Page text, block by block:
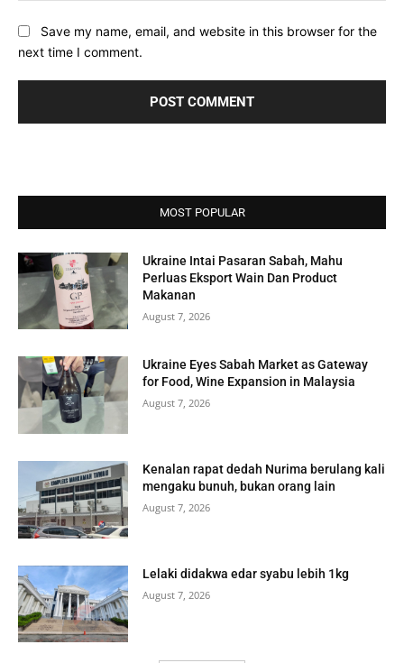
Save my name, email, and website in this browser for the
next time I comment.
MOST POPULAR
Ukraine Intai Pasaran Sabah, Mahu
Perluas Eksport Wain Dan Product
Makanan
August 7, 2026
Ukraine Eyes Sabah Market as Gateway
for Food, Wine Expansion in Malaysia
August 7, 2026
Kenalan rapat dedah Nurima berulang kali
mengaku bunuh, bukan orang lain
August 7, 2026
Lelaki didakwa edar syabu lebih 1kg
August 7, 2026